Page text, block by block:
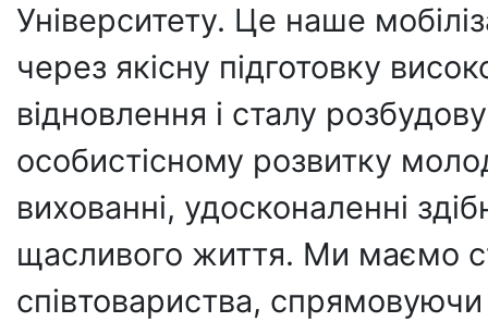
Університету. Це наше
через якісну підготовку
відновлення і сталу
особистісному розвитку
вихованні, удосконаленні
щасливого життя. Ми маємо
співтовариства, спрямовуючи